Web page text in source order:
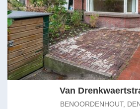
Van
BENOORDENHOUT,